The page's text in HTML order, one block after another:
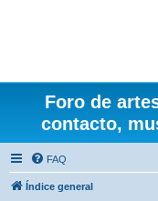
Foro de
contacto,
FAQ
Índice general